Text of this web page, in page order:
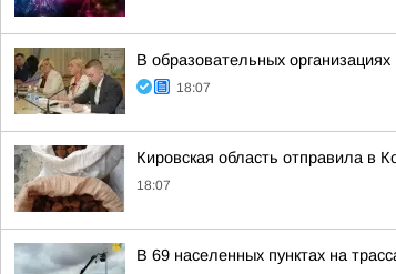
В образовательных
18:07
Кировская область отправила в
18:07
В 69 населенных пунктах на